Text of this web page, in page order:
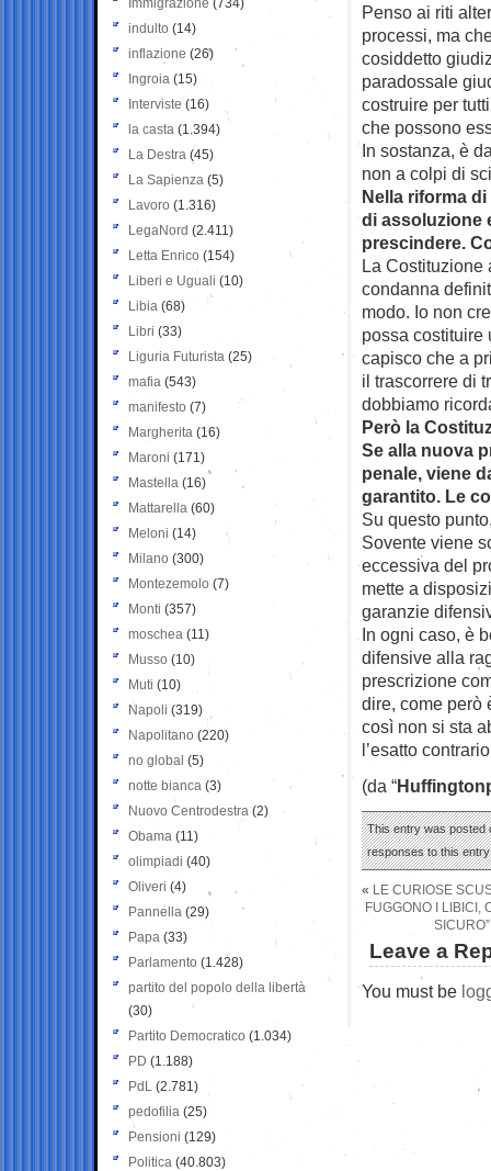
Penso ai riti
processi, ma
cosiddetto
paradossale
costruire per
che possono
In sostanza, è
non a colpi di
Nella riforma
di assoluzione
prescindere.
La Costituzione
condanna
modo. Io non
possa costituire
capisco che a
il trascorrere di
dobbiamo
Però la
Se alla nuova
penale, viene
garantito. Le
Su questo
Sovente viene
eccessiva del
mette a
garanzie
In ogni caso, è
difensive alla
prescrizione
dire, come però
così non si sta
l’esatto
(da “
This entry was posted
responses to this
« LE CURIOSE
FUGGONO I LIBICI,
Leave a
You must be
Immigrazione (734)
indulto (14)
inflazione (26)
Ingroia (15)
Interviste (16)
la casta (1.394)
La Destra (45)
La Sapienza (5)
Lavoro (1.316)
LegaNord (2.411)
Letta Enrico (154)
Liberi e Uguali (10)
Libia (68)
Libri (33)
Liguria Futurista (25)
mafia (543)
manifesto (7)
Margherita (16)
Maroni (171)
Mastella (16)
Mattarella (60)
Meloni (14)
Milano (300)
Montezemolo (7)
Monti (357)
moschea (11)
Musso (10)
Muti (10)
Napoli (319)
Napolitano (220)
no global (5)
notte bianca (3)
Nuovo Centrodestra (2)
Obama (11)
olimpiadi (40)
Oliveri (4)
Pannella (29)
Papa (33)
Parlamento (1.428)
partito del popolo della libertà
(30)
Partito Democratico (1.034)
PD (1.188)
PdL (2.781)
pedofilia (25)
Pensioni (129)
Politica (40.803)